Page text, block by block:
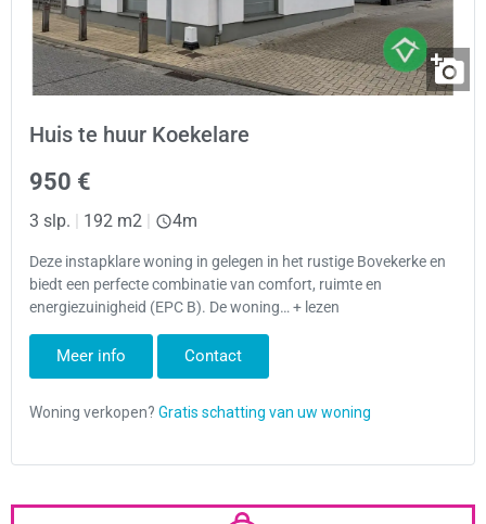
Huis te huur Koekelare
950 €
3 slp. 192 m2 4m
Deze instapklare woning in gelegen in het rustige Bovekerke en
biedt een perfecte combinatie van comfort, ruimte en
energiezuinigheid (EPC B). De woning… + lezen
Meer info Contact